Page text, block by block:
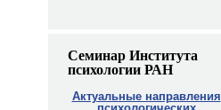
Семинар Института
психологии РАН
Актуальные направления